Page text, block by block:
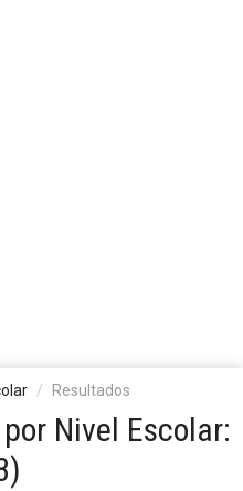
Resultados
Nivel Escolar: